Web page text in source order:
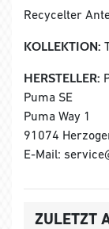
Recycelter
KOLLEKTION:
HERSTELLER:
Puma SE
Puma Way 1
91074
E-Mail:
ZULETZT